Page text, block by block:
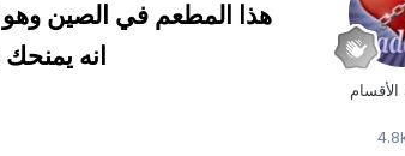
هذا المطعم في الصين
انه